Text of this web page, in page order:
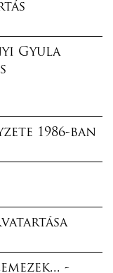
Gyula
1986-ban
-